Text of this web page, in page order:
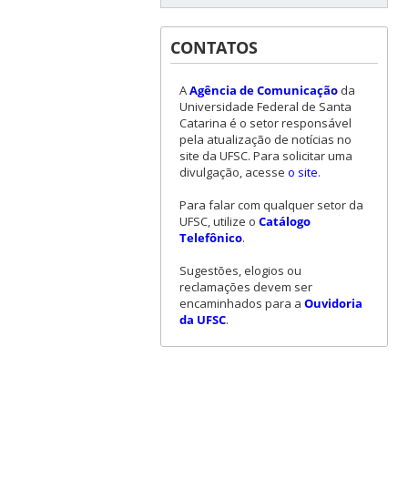
CONTATOS
AAgência de Comunicaçãoda
Universidade Federal de Santa
Catarina é o setor responsável
pela atualização de notícias no
site da UFSC. Para solicitar uma
divulgação, acesse o site.
Para falar com qualquer setor da
UFSC, utilize o Catálogo
Telefônico.
Sugestões, elogios ou
reclamações devem ser
encaminhados para a Ouvidoria
da UFSC.